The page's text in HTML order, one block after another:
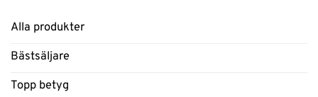
Alla produkter
Bästsäljare
Topp betyg